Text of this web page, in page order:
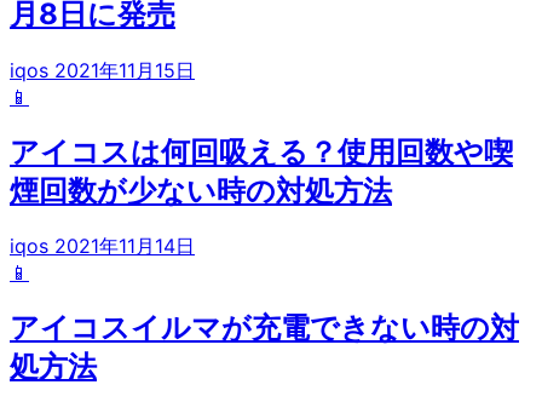
月8日に発売
iqos 2021年11月15日
📱
アイコスは何回吸える？使用回数や喫
煙回数が少ない時の対処方法
iqos 2021年11月14日
📱
アイコスイルマが充電できない時の対
処方法